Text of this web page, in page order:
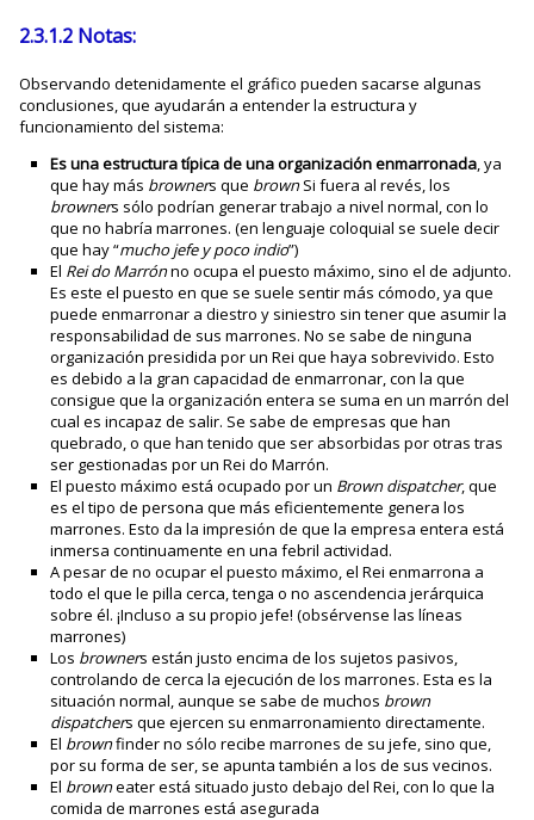
2.3.1.2 Notas:
Observando detenidamente el gráfico pueden sacarse algunas
conclusiones, que ayudarán a entender la estructura y
funcionamiento del sistema:
Es una estructura típica de una organización enmarronada, ya
que hay más browners que brownSi fuera al revés, los
browners sólo podrían generar trabajo a nivel normal, con lo
que no habría marrones. (en lenguaje coloquial se suele decir
que hay “mucho jefe y poco indio”)
El Rei do Marrónno ocupa el puesto máximo, sino el de adjunto.
Es este el puesto en que se suele sentir más cómodo, ya que
puede enmarronar a diestro y siniestro sin tener que asumir la
responsabilidad de sus marrones. No se sabe de ninguna
organización presidida por un Rei que haya sobrevivido. Esto
es debido a la gran capacidad de enmarronar, con la que
consigue que la organización entera se suma en un marrón del
cual es incapaz de salir. Se sabe de empresas que han
quebrado, o que han tenido que ser absorbidas por otras tras
ser gestionadas por un Rei do Marrón.
El puesto máximo está ocupado por un Brown dispatcher, que
es el tipo de persona que más eficientemente genera los
marrones. Esto da la impresión de que la empresa entera está
inmersa continuamente en una febril actividad.
A pesar de no ocupar el puesto máximo, el Rei enmarrona a
todo el que le pilla cerca, tenga o no ascendencia jerárquica
sobre él. ¡Incluso a su propio jefe! (obsérvense las líneas
marrones)
Los browners están justo encima de los sujetos pasivos,
controlando de cerca la ejecución de los marrones. Esta es la
situación normal, aunque se sabe de muchos brown
dispatchers que ejercen su enmarronamiento directamente.
El brownfinder no sólo recibe marrones de su jefe, sino que,
por su forma de ser, se apunta también a los de sus vecinos.
El browneater está situado justo debajo del Rei, con lo que la
comida de marrones está asegurada